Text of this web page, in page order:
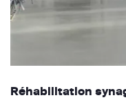
Réhabilitation